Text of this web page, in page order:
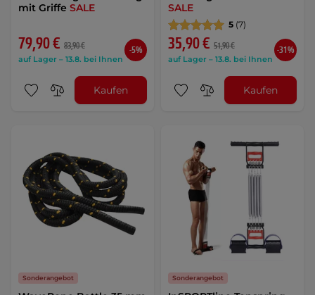
mit Griffe SALE
79,90 € 83,90 €
auf Lager – 13.8. bei Ihnen
-5%
Kaufen
SALE
5 (7)
35,90 € 51,90 €
auf Lager – 13.8. bei Ihnen
-31%
Kaufen
Sonderangebot Sonderangebot